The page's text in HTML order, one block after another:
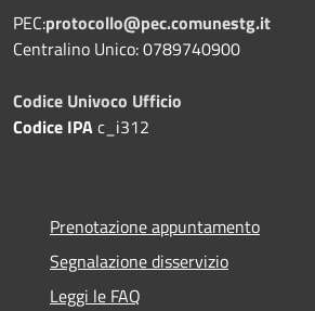
PEC:protocollo@pec.comunestg.it
Centralino Unico: 0789740900
Codice Univoco Ufficio
Codice IPAc_i312
Prenotazione appuntamento
Segnalazione disservizio
Leggi le FAQ